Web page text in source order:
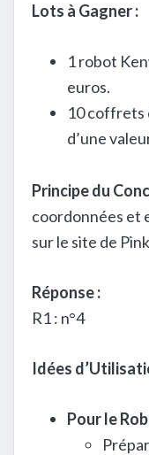
Lots à Gagner :
1 robot
euros.
10 coffrets
d’une
Principe du
coordonnées et
sur le site de
Réponse :
R1 : n°4
Idées
Pour le